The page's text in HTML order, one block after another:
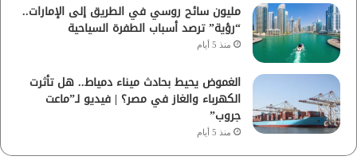
مليون سائح روسي في الطريق إلى الإمارات..
“رؤية” ترصد أسباب الطفرة السياحية
منذ 5 أيام
الغموض يحيط بحادث ميناء دمياط.. هل تأثرت
الكهرباء والغاز في مصر؟ | فيديو لـ”ماعت
جروب”
منذ 5 أيام